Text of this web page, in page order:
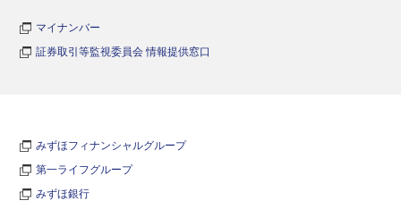
マイナンバー
証券取引等監視委員会 情報提供窓口
みずほフィナンシャルグループ
第一ライフグループ
みずほ銀行